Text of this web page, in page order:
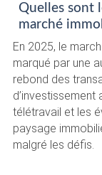
Quelles sont
marché
En 2025, le
marqué par une
rebond des
télétravail et les
paysage
malgré les défis.